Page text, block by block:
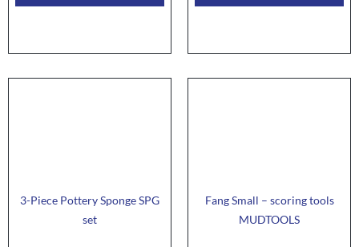
3-Piece Pottery Sponge SPG
set
Fang Small – scoring tools
MUDTOOLS